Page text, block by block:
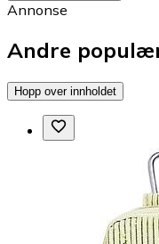
Annonse
Andre
Hopp over innholdet